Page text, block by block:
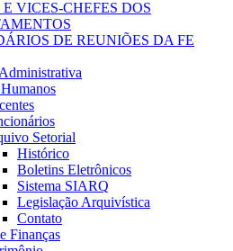
E VICES-CHEFES DOS
DE REUNIÕES DA FE
Setorial
Histórico
Boletins Eletrônicos
Sistema SIARQ
Legislação Arquivística
Contato
Finanças